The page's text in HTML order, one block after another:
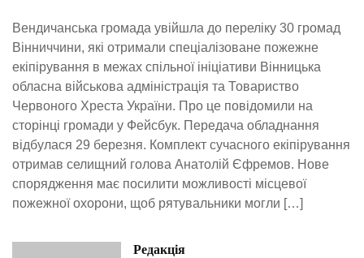
Вендичанська громада увійшла до переліку 30 громад
Вінниччини, які отримали спеціалізоване пожежне
екіпірування в межах спільної ініціативи Вінницька
обласна військова адміністрація та Товариство
Червоного Хреста України. Про це повідомили на
сторінці громади у Фейсбук. Передача обладнання
відбулася 29 березня. Комплект сучасного екіпірування
отримав селищний голова Анатолій Єфремов. Нове
спорядження має посилити можливості місцевої
пожежної охорони, щоб рятувальники могли […]
Редакція